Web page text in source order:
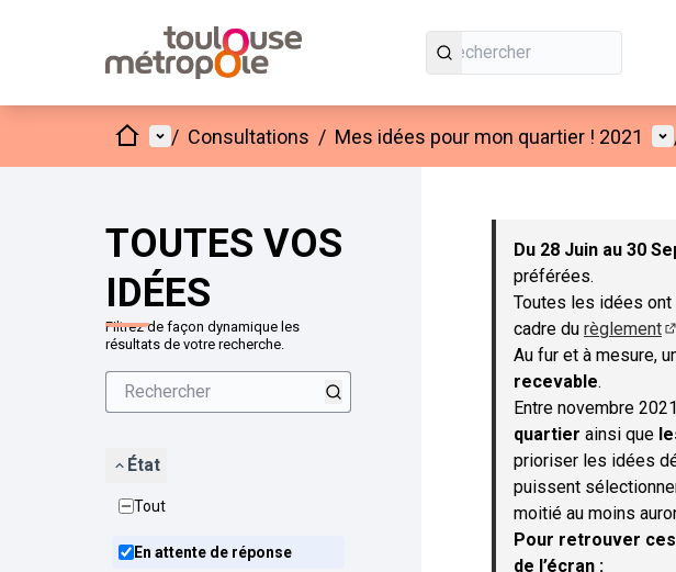
AccueilMenu principal
/ Consultations / Mes idées pour mon quartier ! 2021
TOUTES VOS
IDÉES
Filtrez de façon dynamique les
résultats de votre recherche.
État
Tout
En attente de réponse
Passer la carte
Du 28 Juin au 30
préférées.
Toutes les idées
cadre du règlement
Au fur et à mesure,
recevable.
Entre novembre
quartier ainsi que
prioriser les idées
puissent
moitié au moins
Pour retrouver
de l’écran :